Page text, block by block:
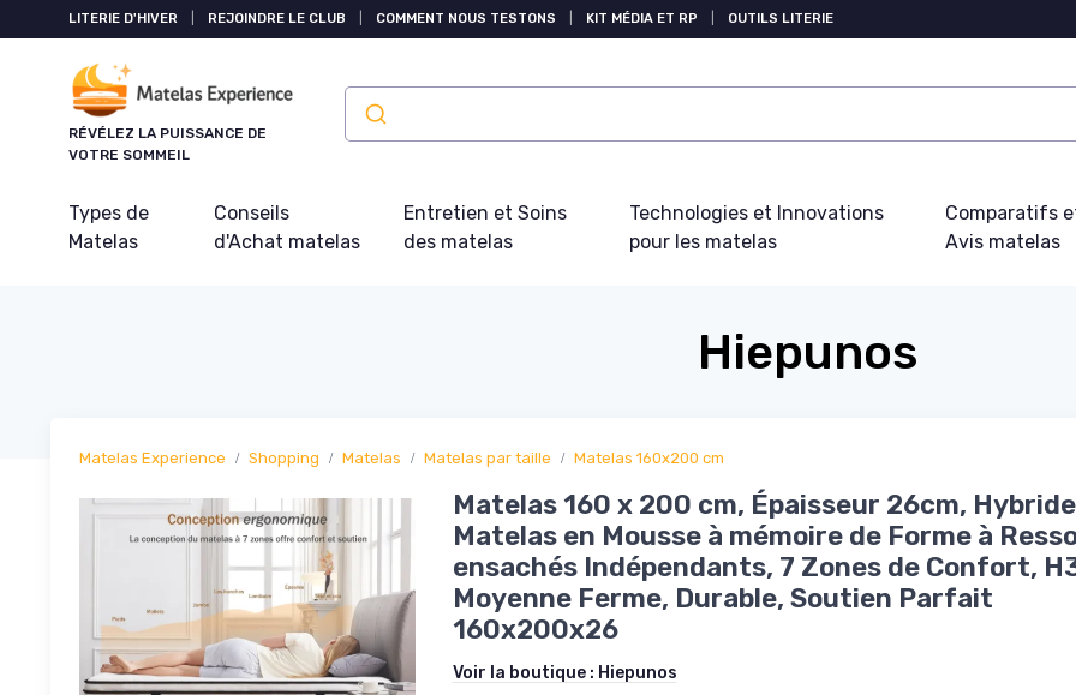
LITERIE D'HIVER REJOINDRE LE CLUB COMMENT NOUS TESTONS KIT MÉDIA ET RP OUTILS LITERIE
RÉVÉLEZ LA PUISSANCE DE
VOTRE SOMMEIL
Types de
Matelas
Conseils
d'Achat matelas
Entretien et Soins
des matelas
Technologies et Innovations
pour les matelas
Comparatifs
Avis matelas
Hiepunos
Matelas Experience Shopping Matelas Matelas par taille Matelas 160x200 cm
Matelas 160 x 200 cm, Épaisseur 26cm, Hybride
Matelas en Mousse à mémoire de Forme à
ensachés Indépendants, 7 Zones de Confort,
Moyenne Ferme, Durable, Soutien Parfait
160x200x26
Voir la boutique : Hiepunos
Panneau de gestion des cookies